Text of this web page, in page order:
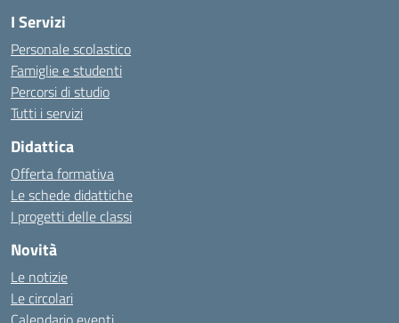
I Servizi
Personale scolastico
Famiglie e studenti
Percorsi di studio
Tutti i servizi
Didattica
Offerta formativa
Le schede didattiche
I progetti delle classi
Novità
Le notizie
Le circolari